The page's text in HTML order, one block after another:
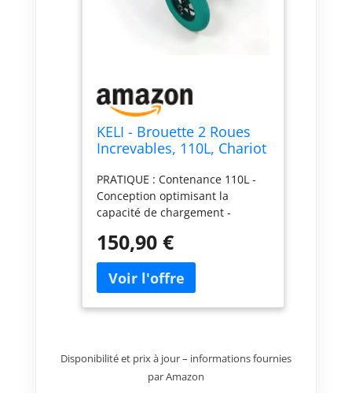
KELI - Brouette 2 Roues
Increvables, 110L, Chariot
Ergonomiques, Usage
Intensif, Acier Galvanisé
PRATIQUE : Contenance 110L -
Conception optimisant la
capacité de chargement -
passages de porte ROBUSTE :
Bac en acier galvanisé anti-
corrosion - Châssis entièrement
conçu en acier renforcé pour
une meilleure durabilité ROUES
increvables. Munies de roues
striées, les brouettes KELI sont
150,90 €
Disponibilité et prix à jour – informations fournies
par Amazon